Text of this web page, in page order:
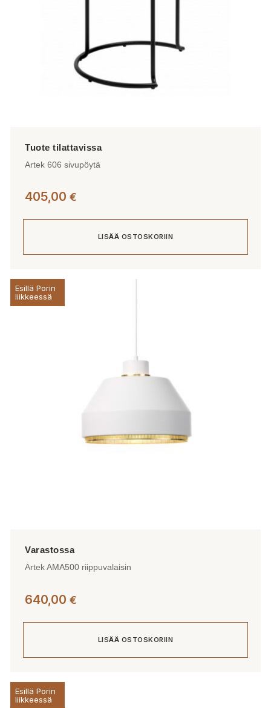
Artek 606 sivupöytä
405,00 €
LISÄÄ OSTOSKORIIN
Esillä Porin
liikkeessä
Artek AMA500 riippuvalaisin
640,00 €
LISÄÄ OSTOSKORIIN
Esillä Porin
liikkeessä